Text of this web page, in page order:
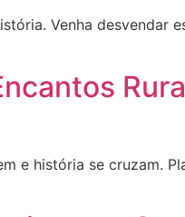
Venha desvendar
e história se cruzam.